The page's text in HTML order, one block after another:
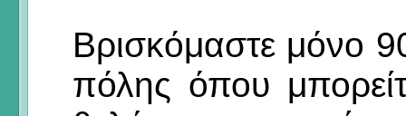
Βρισκόμαστε μόνο
πόλης όπου